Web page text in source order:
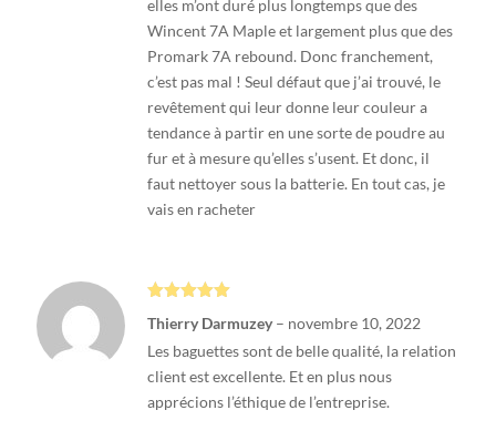
elles m’ont duré plus longtemps que des
Wincent 7A Maple et largement plus que des
Promark 7A rebound. Donc franchement,
c’est pas mal ! Seul défaut que j’ai trouvé, le
revêtement qui leur donne leur couleur a
tendance à partir en une sorte de poudre au
fur et à mesure qu’elles s’usent. Et donc, il
faut nettoyer sous la batterie. En tout cas, je
vais en racheter
5
Thierry Darmuzey– novembre 10, 2022
Les baguettes sont de belle qualité, la relation
client est excellente. Et en plus nous
apprécions l’éthique de l’entreprise.